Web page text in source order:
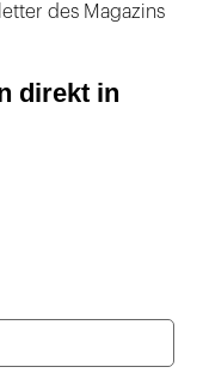
des Magazins
direkt in